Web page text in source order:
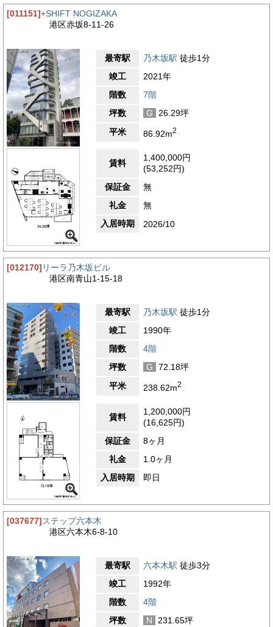
[011151]+SHIFT NOGIZAKA
港区赤坂8-11-26
最寄駅 乃木坂駅 徒歩1分
竣工
2021年
階数
7階
坪数
G
26.29坪
平米
86.92m2
賃料
1,400,000円
(53,252円)
保証金
無
礼金
無
入居時期
2026/10
[012170] リーラ乃木坂ビル
港区南青山1-15-18
最寄駅 乃木坂駅 徒歩1分
竣工
1990年
階数
4階
坪数
G
72.18坪
平米
238.62m2
賃料
1,200,000円
(16,625円)
保証金
8ヶ月
礼金
1.0ヶ月
入居時期
即日
[037677]ステップ六本木
港区六本木6-8-10
最寄駅 六本木駅 徒歩3分
竣工
1992年
階数
4階
坪数
N
231.65坪